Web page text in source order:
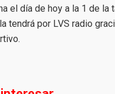
el día de hoy a la 1 de la
tendrá por LVS radio